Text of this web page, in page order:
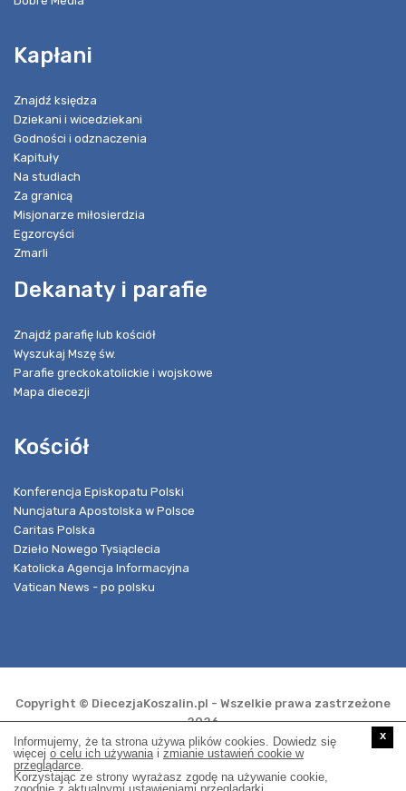
Kapłani
Znajdź księdza
Dziekani i wicedziekani
Godności i odznaczenia
Kapituły
Na studiach
Za granicą
Misjonarze miłosierdzia
Egzorcyści
Zmarli
Dekanaty i parafie
Znajdź parafię lub kościół
Wyszukaj Mszę św.
Parafie greckokatolickie i wojskowe
Mapa diecezji
Kościół
Konferencja Episkopatu Polski
Nuncjatura Apostolska w Polsce
Caritas Polska
Dzieło Nowego Tysiąclecia
Katolicka Agencja Informacyjna
Vatican News - po polsku
Copyright © DiecezjaKoszalin.pl - Wszelkie prawa zastrzeżone
2026
Realizacja i opieka techniczna:
Informujemy, że ta strona używa plików cookies. Dowiedz się
więcej o celu ich używaniai zmianie ustawień cookie w
przeglądarce.
Korzystając ze strony wyrażasz zgodę na używanie cookie,
x